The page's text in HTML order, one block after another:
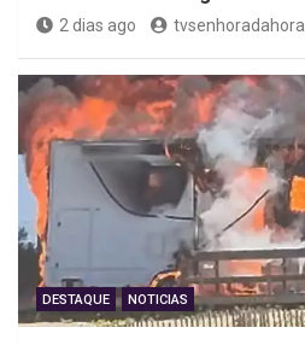
2 dias ago tvsenhoradahora
DESTAQUE NOTICIAS